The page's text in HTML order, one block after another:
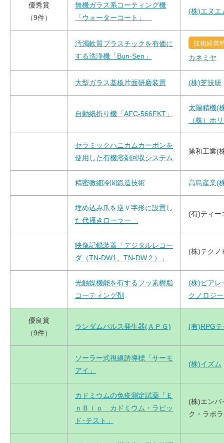
優秀賞
（9件）
無機ガラス系コーティング機
「ウォーターコート」
(株)エヌエ
汚濁軟質プラスチックを有価に
する洗浄機「Bun-Sen」
技術経営
カネミヤ
大型ガラス基板片面研磨装置 (株)芝技研
自動紙折り機「AFC-566FKT」
太陽精機
（株）ホ
セラミックハニカムカーボンを
使用した有機溶剤回収システム
第和工業(
精密微細冷間鍛造技術 高島産業(
埋め込み爪を逆Ｖ字形に設置し
た代掻きローラー
(有)ティー
映像記録装置「デジタルレコー
ダ（TN-DW1、TN-DW２）」
(株)テクノ
光触媒機能を有するフッ素樹脂
コーティング剤
(株)ピアレ
クノロジ
優良賞
（9件）
ランダムパルス発生器(ＡＰＧ) (有)RPG
ソーラー式視線誘導標「サーモ
アイ」
(株)イズム
カドミウムの免疫測定試薬「Ｅ
ｎＢｉｏ カドミウム・ラピッ
ド･テスト」
(株)エンバ
ク・ラボ